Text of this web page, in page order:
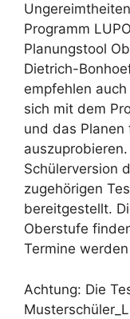
Programm
Planungstool
Dietrich-
empfehlen
sich mit dem
und das
Schülerversion
zugehörigen
bereitgestellt.
Oberstufe
Termine
Achtung: Die